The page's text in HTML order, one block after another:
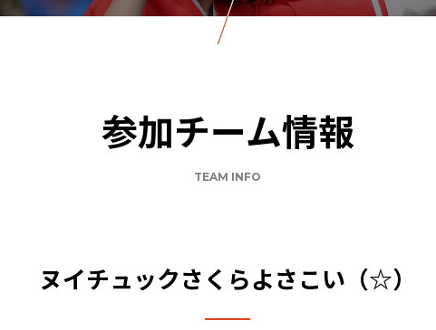
参加チーム情報
TEAM INFO
ヌイチュックさくらよさこい（☆）